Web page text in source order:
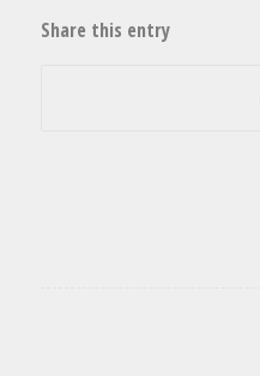
Share this entry